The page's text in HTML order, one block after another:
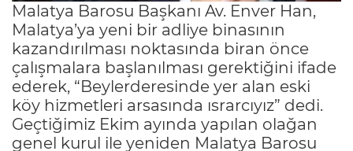
Malatya Barosu Başkanı Av. Enver Han,
Malatya’ya yeni bir adliye binasının
kazandırılması noktasında biran önce
çalışmalara başlanılması gerektiğini ifade
ederek, “Beylerderesinde yer alan eski
köy hizmetleri arsasında ısrarcıyız” dedi.
Geçtiğimiz Ekim ayında yapılan olağan
genel kurul ile yeniden Malatya Barosu